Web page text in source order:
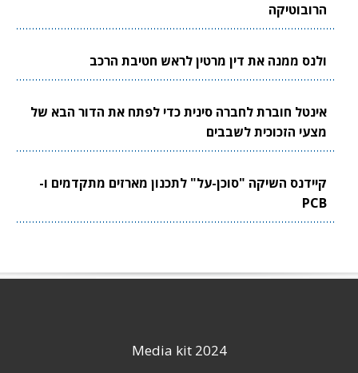
הרובוטיקה
ולנס ממנה את דין מרטין לראש חטיבת הרכב
אינטל חוברת לחברה סינית כדי לפתח את הדור הבא של
מצעי הזכוכית לשבבים
קיידנס השיקה "סוכן-על" לתכנון מארזים מתקדמים ו-
PCB
Media kit 2024